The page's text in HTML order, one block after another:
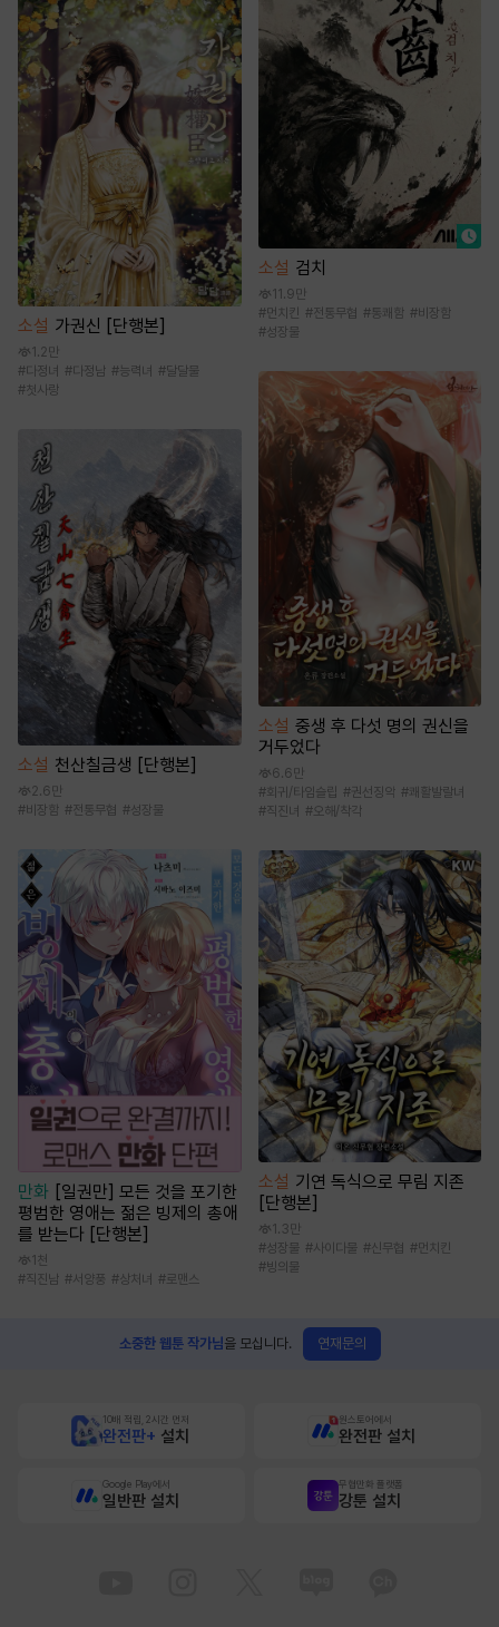
소설 가권신 [단행본]
1.2만
#다정녀 #다정남 #능력녀 #달달물
#첫사랑
소설 천산칠금생 [단행본]
2.6만
#비장함 #전통무협 #성장물
만화 [일권만] 모든 것을 포기한
평범한 영애는 젊은 빙제의 총애
를 받는다 [단행본]
1천
#직진남 #서양풍 #상처녀 #로맨스
소설 검치
11.9만
#먼치킨 #전통무협 #통쾌함 #비장함
#성장물
소설 중생 후 다섯 명의 권신을
거두었다
6.6만
#회귀/타임슬립 #권선징악 #쾌활발랄녀
#직진녀 #오해/착각
소설 기연 독식으로 무림 지존
[단행본]
1.3만
#성장물 #사이다물 #신무협 #먼치킨
#빙의물
소중한 웹툰 작가님을 모십니다. 연재문의
10배 적립, 2시간 먼저
완전판+ 설치
원스토어에서
완전판 설치
Google Play에서
일반판 설치
무협만화 플랫폼
강툰 설치